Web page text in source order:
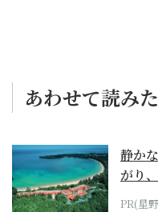
あわせて読み
静か
がり
ホテ
PR(星